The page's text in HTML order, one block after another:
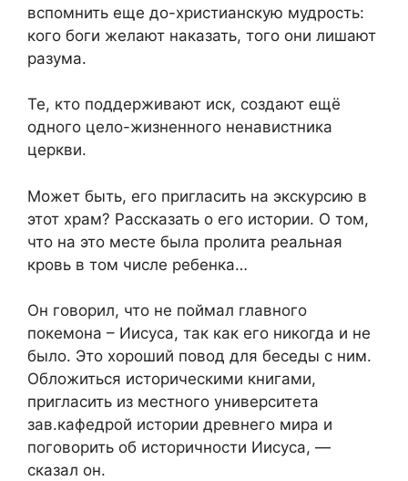
вспомнить еще до-христианскую мудрость:
кого боги желают наказать, того они лишают
разума.
Те, кто поддерживают иск, создают ещё
одного цело-жизненного ненавистника
церкви.
Может быть, его пригласить на экскурсию в
этот храм? Рассказать о его истории. О том,
что на это месте была пролита реальная
кровь в том числе ребенка…
Он говорил, что не поймал главного
покемона – Иисуса, так как его никогда и не
было. Это хороший повод для беседы с ним.
Обложиться историческими книгами,
пригласить из местного университета
зав.кафедрой истории древнего мира и
поговорить об историчности Иисуса, —
сказал он.